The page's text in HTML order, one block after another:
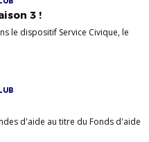
3 !
le dispositif Service Civique, le
d'aide au titre du Fonds d'aide